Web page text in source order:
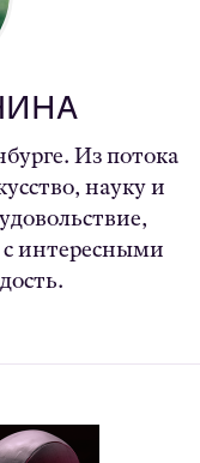
Из потока
науку и
интересными